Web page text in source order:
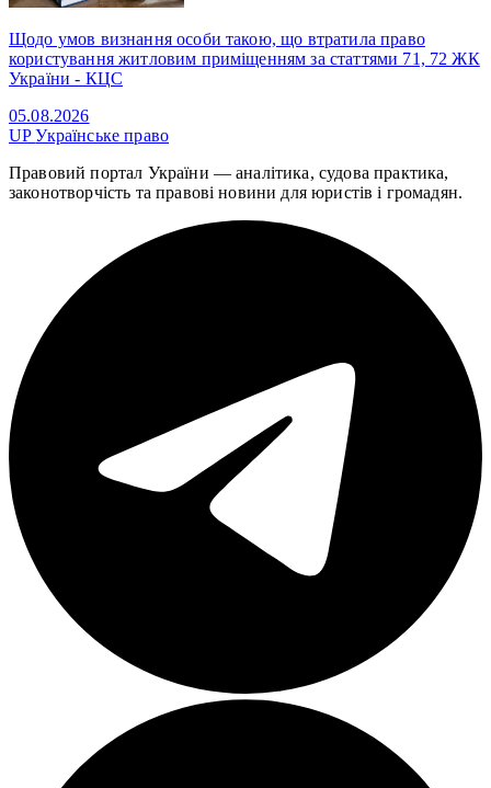
Щодо умов визнання особи такою, що втратила право
користування житловим приміщенням за статтями 71, 72 ЖК
України - КЦС
05.08.2026
UPУкраїнське право
Правовий портал України — аналітика, судова практика,
законотворчість та правові новини для юристів і громадян.